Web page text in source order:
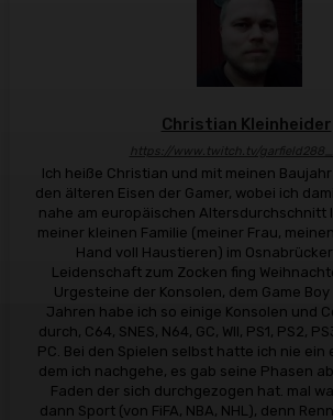
Christian Kleinheider
https://www.twitch.tv/
Ich heiße Christian und mit meinen Baujahr
den älteren Eisen der Gamer, wobei ich
nahe am europäischen Altersdurchschnitt
meiner kleinen Familie (meiner Frau,
Hand voll Haustieren) im
Leidenschaft zum Zocken fing
Urgesteine der Konsolen, dem Game
Jahren habe ich so einige Konsolen und
durch, C64, SNES, N64, GC, WII, PS1, PS2,
PC. Bei den Spielen selbst hatte ich nie ein
dem ich nachgehe, es gab seine Phasen
Faden der sich durchgezogen hat. mal
dann Sport (von FiFA, NBA, NHL), denn